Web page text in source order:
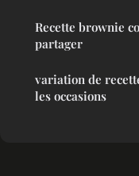
Recette brownie
partager
variation de
les occasions